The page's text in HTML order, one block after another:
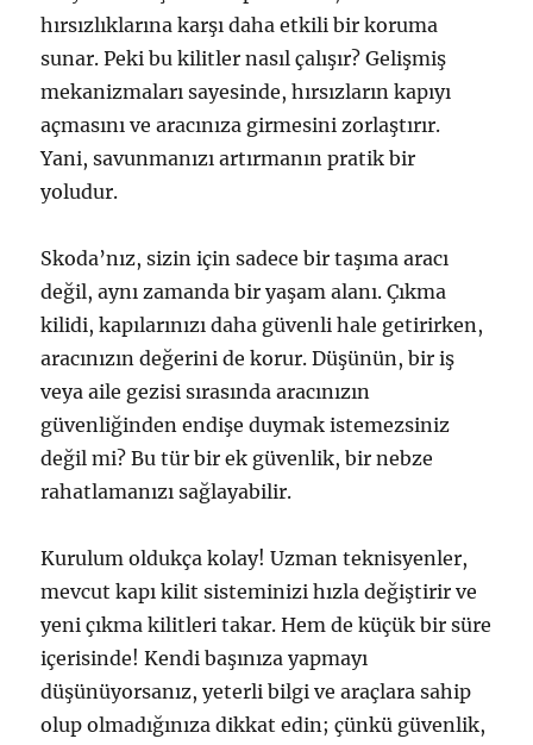
hırsızlıklarına karşı daha etkili bir koruma
sunar. Peki bu kilitler nasıl çalışır? Gelişmiş
mekanizmaları sayesinde, hırsızların kapıyı
açmasını ve aracınıza girmesini zorlaştırır.
Yani, savunmanızı artırmanın pratik bir
yoludur.
Skoda’nız, sizin için sadece bir taşıma aracı
değil, aynı zamanda bir yaşam alanı. Çıkma
kilidi, kapılarınızı daha güvenli hale getirirken,
aracınızın değerini de korur. Düşünün, bir iş
veya aile gezisi sırasında aracınızın
güvenliğinden endişe duymak istemezsiniz
değil mi? Bu tür bir ek güvenlik, bir nebze
rahatlamanızı sağlayabilir.
Kurulum oldukça kolay! Uzman teknisyenler,
mevcut kapı kilit sisteminizi hızla değiştirir ve
yeni çıkma kilitleri takar. Hem de küçük bir süre
içerisinde! Kendi başınıza yapmayı
düşünüyorsanız, yeterli bilgi ve araçlara sahip
olup olmadığınıza dikkat edin; çünkü güvenlik,